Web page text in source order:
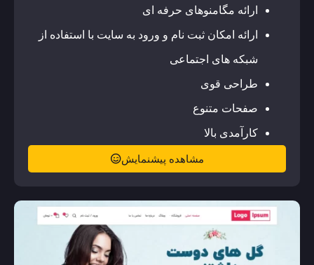
ارائه مگامنوهای حرفه ای
ارائه امکان ثبت نام و ورود به سایت با استفاده از
شبکه های اجتماعی
طراحی قوی
صفحات متنوع
کارآمدی بالا
مشاهده پیشنمایش